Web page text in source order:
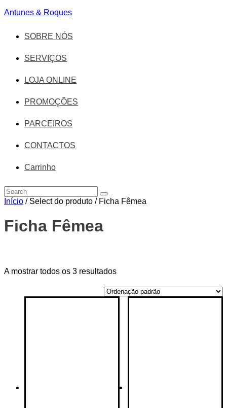
Antunes & Roques
SOBRE NÓS
SERVIÇOS
LOJA ONLINE
PROMOÇÕES
PARCEIROS
CONTACTOS
Carrinho
Início / Select do produto / Ficha Fêmea
Ficha Fêmea
On sale(14)
Etiquetas de produto
A mostrar todos os 3 resultados